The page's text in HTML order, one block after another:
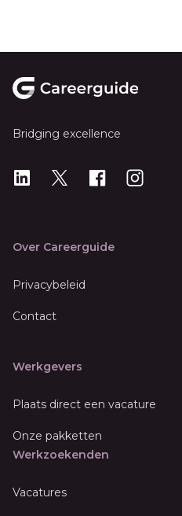
Bridging excellence
LinkedIn
X Instagram
Over Careerguide
Privacybeleid
Contact
Werkgevers
Plaats direct een vacature
Onze pakketten
Werkzoekenden
Vacatures